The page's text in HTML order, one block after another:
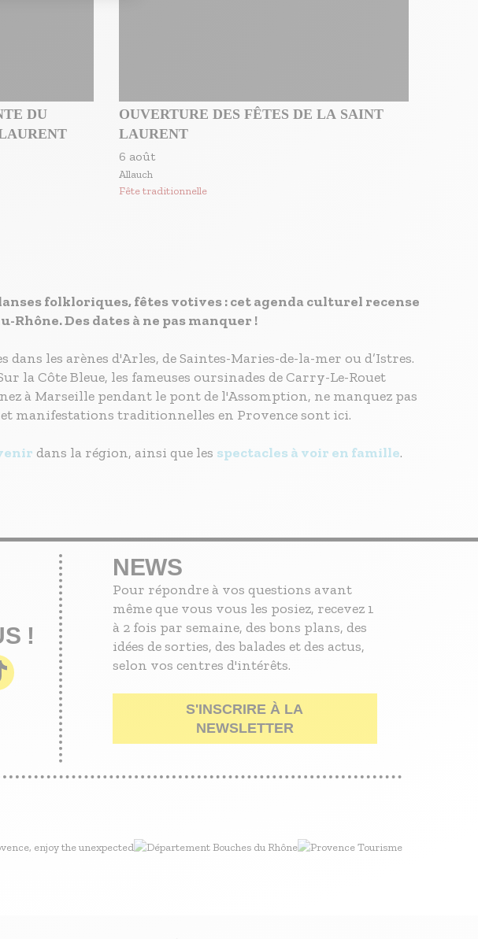
DU
OUVERTURE DES FÊTES DE LA SAINT
LAURENT
6 août
Allauch
Fête traditionnelle
folkloriques, fêtes votives : cet agenda culturel recense
Des dates à ne pas manquer !
les arènes d'Arles, de Saintes-Maries-de-la-mer ou d’Istres.
Côte Bleue, les fameuses oursinades de Carry-Le-Rouet
à Marseille pendant le pont de l'Assomption, ne manquez pas
et manifestations traditionnelles en Provence sont ici.
dans la région, ainsi que les spectacles à voir en famille.
!
NEWS
Pour répondre à vos questions avant
même que vous vous les posiez, recevez 1
à 2 fois par semaine, des bons plans, des
idées de sorties, des balades et des actus,
selon vos centres d'intérêts.
S'INSCRIRE À LA
NEWSLETTER